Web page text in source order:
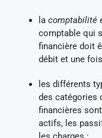
la comptabilité
comptable qui
financière doit
débit et une
les différents
des catégories
financières
actifs, les